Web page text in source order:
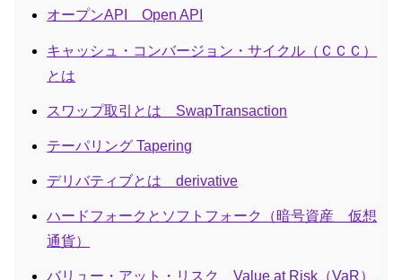
オープンAPI Open API
キャッシュ・コンバージョン・サイクル（ＣＣＣ）
とは
スワップ取引とは SwapTransaction
テーパリング Tapering
デリバティブとは derivative
ハードフォークとソフトフォーク（暗号資産 仮想
通貨）
バリュー・アット・リスク Value at Risk（VaR）